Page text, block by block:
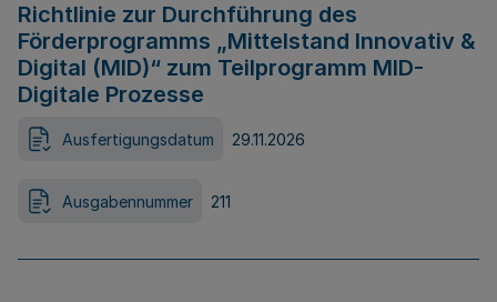
Richtlinie zur Durchführung des
Förderprogramms „Mittelstand Innovativ &
Digital (MID)“ zum Teilprogramm MID-
Digitale Prozesse
Ausfertigungsdatum 29.11.2026
Ausgabennummer 211